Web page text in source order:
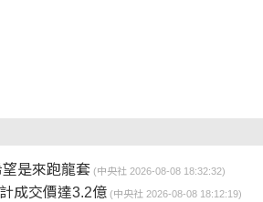
是來跑龍套 (中央社 2026-08-08 18:32:32)
成交價達3.2億 (中央社 2026-08-08 18:12:19)